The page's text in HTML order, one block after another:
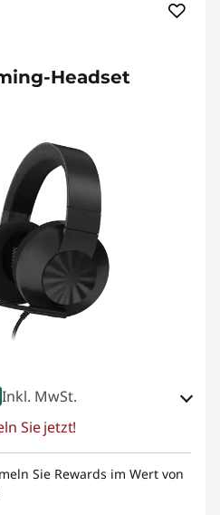
Headset
Inkl. MwSt.
24.50
Sie jetzt!
Sie Rewards im Wert von